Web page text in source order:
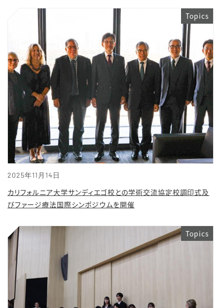
2025年11月14日
Topics
カリフォルニア大学サンディエゴ校との学術交流協定校調印式及
びファージ療法国際シンポジウムを開催
Topics